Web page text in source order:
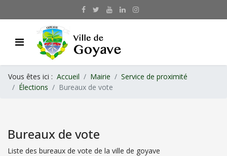
Vous êtes ici : Accueil Mairie
Service de proximité
Élections
Bureaux de vote
Bureaux de vote
Liste des bureaux de vote de la ville de goyave